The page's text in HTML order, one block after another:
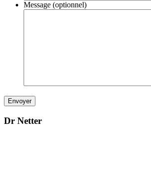
Message (optionnel)
Dr Netter